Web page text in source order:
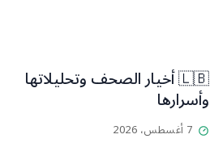
🇱🇧 أخيار الصحف وتحليلاتها
وأسرارها
7 أغسطس، 2026